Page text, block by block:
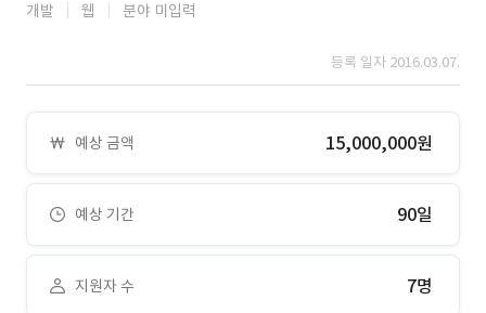
개발 웹 분야 미입력
등록 일자 2016.03.07.
예상 금액 15,000,000원
예상 기간 90일
지원자 수 7명